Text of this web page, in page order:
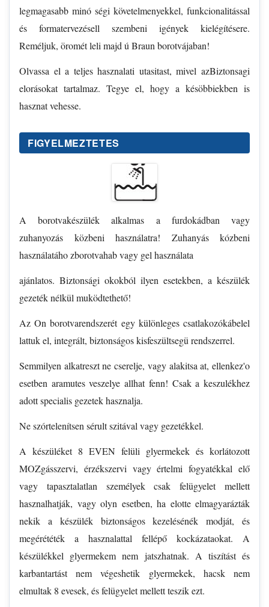
legmagasabb minó ségi követelmenyekkel, funkcionalitással
és formatervezésell szembeni igények kielégítésere.
Reméljuk, öromét leli majd ú Braun borotvájaban!
Olvassa el a teljes hasznalati utasitast, mivel azBiztonsagi
elorásokat tartalmaz. Tegye el, hogy a késöbbiekben is
hasznat vehesse.
FIGYELMEZTETES
A borotvakészülék alkalmas a furdokádban vagy
zuhanyozás közbeni használatra! Zuhanyás kózbeni
használatáho zborotvahab vagy gel használata
ajánlatos. Biztonsági okokból ilyen esetekben, a készülék
gezeték nélkül muködtethető!
Az On borotvarendszerét egy különleges csatlakozókábelel
lattuk el, integrált, biztonságos kisfeszültsegü rendszerrel.
Semmilyen alkatreszt ne cserelje, vagy alakitsa at, ellenkez'o
esetben aramutes veszelye allhat fenn! Csak a keszulékhez
adott specialis gezetek hasznalja.
Ne szórtelenítsen sérult szitával vagy gezetékkel.
A készüléket 8 EVEN felüli glyermekek és korlátozott
MOZgásszervi, érzékszervi vagy értelmi fogyatékkal elő
vagy tapasztalatlan személyek csak felügyelet mellett
hasznalhatják, vagy olyn esetben, ha elotte elmagyarázták
nekik a készülék biztonságos kezelésénék modját, és
megérététék a hasznalattal fellépő kockázataokat. A
készülékkel glyermekem nem jatszhatnak. A tiszítást és
karbantartást nem végeshetik glyermekek, hacsk nem
elmultak 8 evesek, és felügyelet mellett teszik ezt.